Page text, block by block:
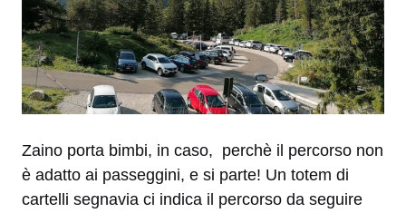
Zaino porta bimbi, in caso, perchè il percorso non
è adatto ai passeggini, e si parte! Un totem di
cartelli segnavia ci indica il percorso da seguire